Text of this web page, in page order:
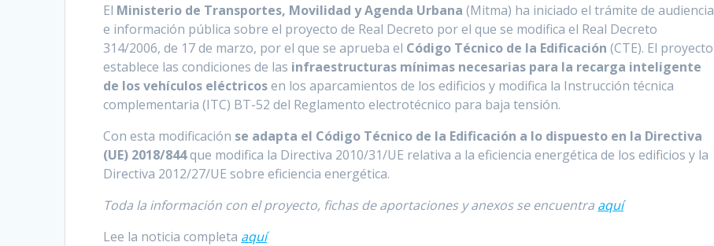
El Ministerio de Transportes, Movilidad y Agenda Urbana (Mitma) ha iniciado el trámite de audiencia
e información pública sobre el proyecto de Real Decreto por el que se modifica el Real Decreto
314/2006, de 17 de marzo, por el que se aprueba el Código Técnico de la Edificación(CTE). El proyecto
establece las condiciones de las infraestructuras mínimas necesarias para la recarga inteligente
de los vehículos eléctricosen los aparcamientos de los edificios y modifica la Instrucción técnica
complementaria (ITC) BT-52 del Reglamento electrotécnico para baja tensión.
Con esta modificación se adapta el Código Técnico de la Edificación a lo dispuesto en la Directiva
(UE) 2018/844que modifica la Directiva 2010/31/UE relativa a la eficiencia energética de los edificios y la
Directiva 2012/27/UE sobre eficiencia energética.
Toda la información con el proyecto, fichas de aportaciones y anexos se encuentra aquí
Lee la noticia completa aquí